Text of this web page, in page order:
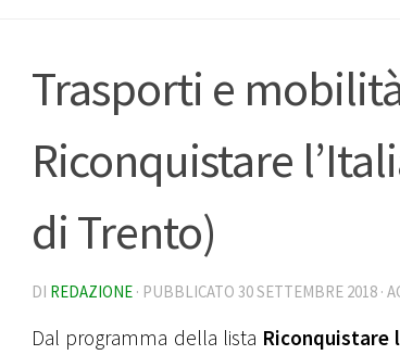
Trasporti e
Riconquistare
di Trento)
DI REDAZIONE · PUBBLICATO 30 SETTEMBRE 2018 ·
Dal programma della lista Riconquistare